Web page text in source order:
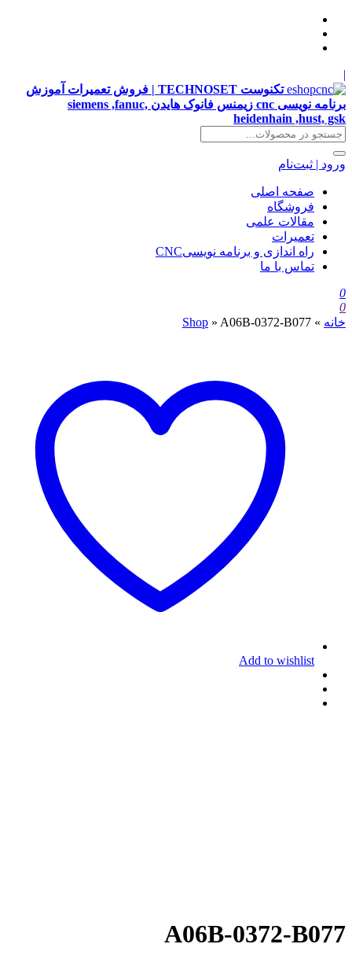
|
تکنوست TECHNOSET | فروش تعمیرات آموزش
برنامه نویسی cnc زیمنس فانوک هایدن siemens ,fanuc,
heidenhain ,hust, gsk
ورود | ثبت‌نام
صفحه اصلی
فروشگاه
مقالات علمی
تعمیرات
راه اندازی و برنامه نویسیCNC
تماس با ما
0
0
خانه »
Shop » A06B-0372-B077
Add to wishlist
A06B-0372-B077